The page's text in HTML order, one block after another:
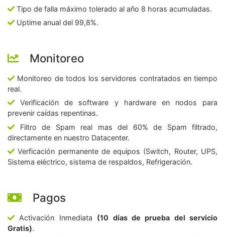
Tipo de falla máximo tolerado al año 8 horas acumuladas.
Uptime anual del 99,8%.
Monitoreo
Monitoreo de todos los servidores contratados en tiempo
real.
Verificación de software y hardware en nodos para
prevenir caídas repentinas.
Filtro de Spam real mas del 60% de Spam filtrado,
directamente en nuestro Datacenter.
Verficación permanente de equipos (Switch, Router, UPS,
Sistema eléctrico, sistema de respaldos, Refrigeración.
Pagos
Activación Inmediata (10 días de prueba del servicio
Gratis).